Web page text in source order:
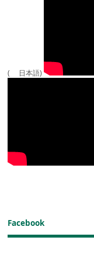
( 日本語)
Facebook